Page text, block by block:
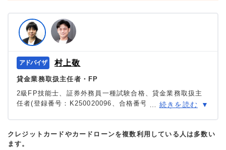
村上敬
貸金業務取扱主任者・FP
2級FP技能士、証券外務員一種試験合格、貸金業務取扱主
任者(登録番号：K250020096、合格番号：第F241000177
ン、FX、不動産、保険など、多くの金融領域における情報
メディアの編集・監修に携わり、実績は計2000本以上。ロ
続きを読む
クレジットカードやカードローンを複数利用している人は多数い
ます。